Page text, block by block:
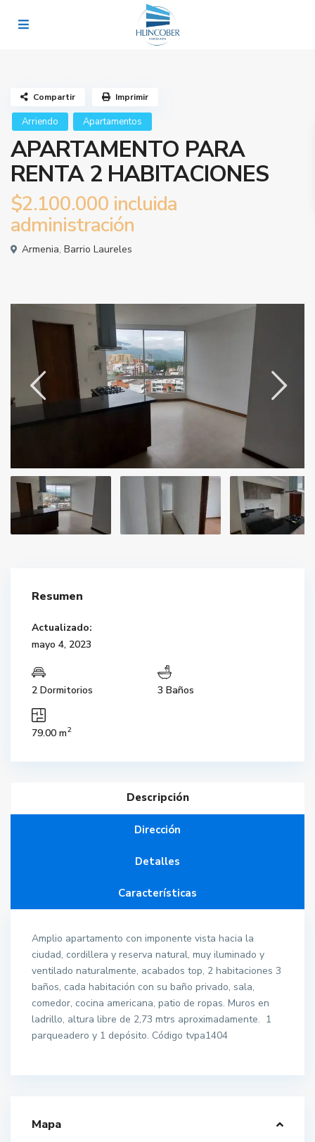
Arriendo Apartamentos
APARTAMENTO PARA
RENTA 2 HABITACIONES
$2.100.000 incluida
administración
Armenia, Barrio Laureles
Compartir Imprimir
Resumen
Actualizado:
mayo 4, 2023
2 Dormitorios 3 Baños
79.00 m2
Descripción
Dirección
Detalles
Características
Amplio apartamento con imponente vista hacia la
ciudad, cordillera y reserva natural, muy iluminado y
ventilado naturalmente, acabados top, 2 habitaciones 3
baños, cada habitación con su baño privado, sala,
comedor, cocina americana, patio de ropas. Muros en
ladrillo, altura libre de 2,73 mtrs aproximadamente. 1
parqueadero y 1 depósito. Código tvpa1404
Mapa